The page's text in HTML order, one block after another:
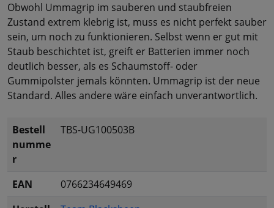
Obwohl Ummagrip im sauberen und staubfreien
Zustand extrem klebrig ist, muss es nicht perfekt sauber
sein, um noch zu funktionieren. Selbst wenn er gut mit
Staub beschichtet ist, greift er Batterien immer noch
deutlich besser, als es Schaumstoff- oder
Gummipolster jemals könnten. Ummagrip ist der neue
Standard. Alles andere wäre einfach unverantwortlich.
Bestell
numme
r
TBS-UG100503B
EAN
0766234649469